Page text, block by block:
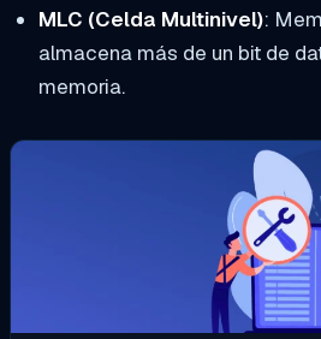
MLC (Celda Multinivel):
almacena más de un bit de
memoria.